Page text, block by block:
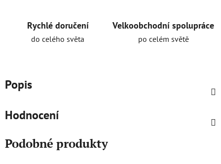
Rychlé doručení
do celého světa
Velkoobchodní spolupráce
po celém světě
Popis
Hodnocení
Podobné produkty